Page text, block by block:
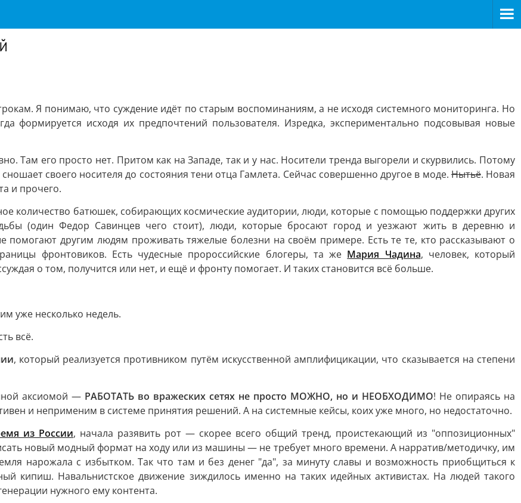
Я понимаю, что суждение идёт по старым воспоминаниям, а не исходя системного мониторинга. Но
формируется исходя их предпочтений пользователя. Изредка, экспериментально подсовывая новые
Там его просто нет. Притом как на Западе, так и у нас. Носители тренда выгорели и скурвились. Потому
своего носителя до состояния тени отца Гамлета. Сейчас совершенно другое в моде.Нытьё. Новая
и прочего.
количество батюшек, собирающих космические аудитории, люди, которые с помощью поддержки других
(один Федор Савинцев чего стоит), люди, которые бросают город и уезжают жить в деревню и
помогают другим людям проживать тяжелые болезни на своём примере. Есть те те, кто рассказывают о
фронтовиков. Есть чудесные пророссийские блогеры, та же Мария Чадина, человек, который
о том, получится или нет, и ещё и фронту помогает. И таких становится всё больше.
уже несколько недель.
всё.
, который реализуется противником путём искусственной амплифицикации, что сказывается на степени
аксиомой — РАБОТАТЬ во вражеских сетях не просто МОЖНО, но и НЕОБХОДИМО! Не опираясь на
и неприменим в системе принятия решений. А на системные кейсы, коих уже много, но недостаточно.
из России, начала разявить рот — скорее всего общий тренд, проистекающий из "оппозиционных"
новый модный формат на ходу или из машины — не требует много времени. А нарратив/методичку, им
нарожала с избытком. Так что там и без денег "да", за минуту славы и возможность приобщиться к
кипиш. Навальнистское движение зиждилось именно на таких идейных активистах. На людей такого
нужного ему контента.